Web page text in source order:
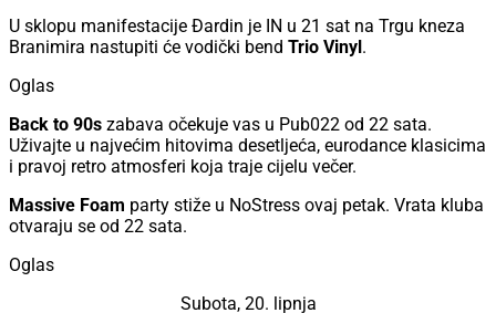
U sklopu manifestacije Đardin je IN u 21 sat na Trgu kneza
Branimira nastupiti će vodički bend Trio Vinyl .
Oglas
Back to 90s zabava očekuje vas u Pub022 od 22 sata.
Uživajte u najvećim hitovima desetljeća, eurodance klasicima
i pravoj retro atmosferi koja traje cijelu večer.
Massive Foam party stiže u NoStress ovaj petak. Vrata kluba
otvaraju se od 22 sata.
Oglas
Subota, 20. lipnja